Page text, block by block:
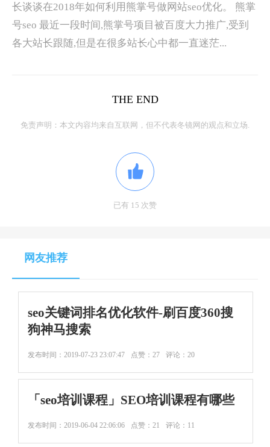
长谈谈在2018年如何利用熊掌号做网站seo优化。 熊掌
号seo 最近一段时间,熊掌号项目被百度大力推广,受到
各大站长跟随,但是在很多站长心中都一直迷茫...
THE END
免责声明：本文内容均来自互联网，但不代表冬镜网的观点和立场.
已有 15 次赞
网友推荐
seo关键词排名优化软件-刷百度360搜
狗神马搜索
发布时间： 2019-07-23 23:07:47 点赞：27 评论：20
「seo培训课程」SEO培训课程有哪些
发布时间： 2019-06-04 22:06:06 点赞：21 评论：11